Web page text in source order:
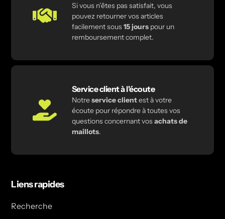
Si vous n’êtes pas satisfait, vous
pouvez retourner vos articles
facilement sous15 jourspour un
remboursement complet.
Service client à l'écoute
Notreservice clientest à votre
écoute pour répondre à toutes vos
questions concernant vosachats de
maillots.
Liens rapides
Recherche